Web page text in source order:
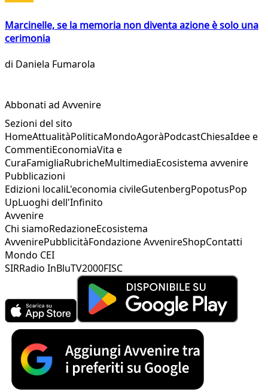
Marcinelle, se la memoria non diventa azione è solo una
cerimonia
di Daniela Fumarola
Abbonati ad Avvenire
Sezioni del sito
HomeAttualitàPoliticaMondoAgoràPodcastChiesaIdee e
CommentiEconomiaVita e
CuraFamigliaRubricheMultimediaEcosistema avvenire
Pubblicazioni
Edizioni localiL'economia civileGutenbergPopotusPop
UpLuoghi dell'Infinito
Avvenire
Chi siamoRedazioneEcosistema
AvvenirePubblicitàFondazione AvvenireShopContatti
Mondo CEI
SIRRadio InBluTV2000FISC